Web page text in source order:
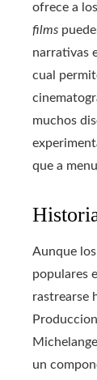
ofrece a
films
narrativas
cual
muchos
que a
Aunque los
populares
rastrearse
un